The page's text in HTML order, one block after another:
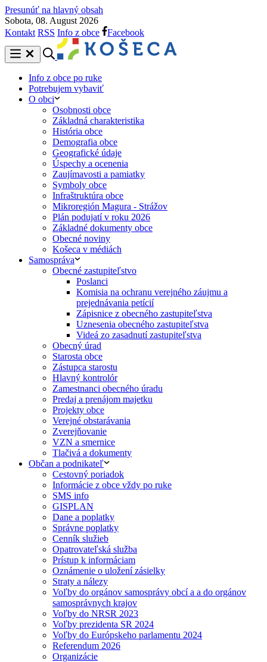
Presunúť na hlavný obsah
Sobota, 08. August 2026
Kontakt RSS Info z obce Facebook
Info z obce po ruke
Potrebujem vybaviť
O obci
Osobnosti obce
Základná charakteristika
História obce
Demografia obce
Geografické údaje
Úspechy a ocenenia
Zaujímavosti a pamiatky
Symboly obce
Infraštruktúra obce
Mikroregión Magura - Strážov
Plán podujatí v roku 2026
Základné dokumenty obce
Obecné noviny
Košeca v médiách
Samospráva
Obecné zastupiteľstvo
Poslanci
Komisia na ochranu verejného záujmu a
prejednávania petícií
Zápisnice z obecného zastupiteľstva
Uznesenia obecného zastupiteľstva
Videá zo zasadnutí zastupiteľstva
Obecný úrad
Starosta obce
Zástupca starostu
Hlavný kontrolór
Zamestnanci obecného úradu
Predaj a prenájom majetku
Projekty obce
Verejné obstarávania
Zverejňovanie
VZN a smernice
Tlačivá a dokumenty
Občan a podnikateľ
Cestovný poriadok
Informácie z obce vždy po ruke
SMS info
GISPLAN
Dane a poplatky
Správne poplatky
Cenník služieb
Opatrovateľská služba
Prístup k informáciam
Oznámenie o uložení zásielky
Straty a nálezy
Voľby do orgánov samosprávy obcí a a do orgánov
samosprávnych krajov
Voľby do NRSR 2023
Voľby prezidenta SR 2024
Voľby do Európskeho parlamentu 2024
Referendum 2026
Organizácie